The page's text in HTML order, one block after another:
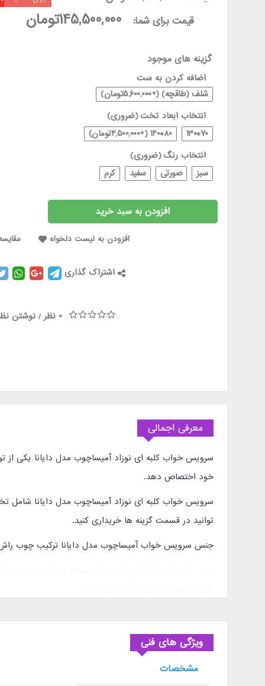
قیمت برای شما: 145,500,000تومان
گزینه های موجود
اضافه کردن به ست
شلف (طاقچه) (+5,600,000تومان)
انتخاب ابعاد تخت(ضروری)
70*130
80*140 (+4,500,000تومان)
انتخاب رنگ(ضروری)
سبز
صورتی سفید کرم
افزودن به سبد خرید
افزودن به لیست دلخواه
اشتراک گذاری
0 نظر /نوشتن
معرفی اجمالی
سرویس خواب کلبه ای نوزاد آمیساچوب مدل دایانا یکی از
خود اختصاص دهد.
سرویس خواب کلبه ای نوزاد آمیساچوب مدل دایانا شامل تخت نوزاد 3
توانید در قسمت گزینه ها خریداری کنید.
جنس سرویس خواب آمیساچوب مدل دایانا ترکیب چوب
کودک وتخت کنار مادرقابل استفاده می باشد.
ابعاد دراور نوزاد دایانا 90*45*100 بوده وکه 3 کشو جادار و 3 باکس در طراحی این دراور تعبیه شده که برای خانه های کوچک و فاقد کمد دیواری انتخاب ایده آلی می باشد.
ویژگی های فنی
مشخصات